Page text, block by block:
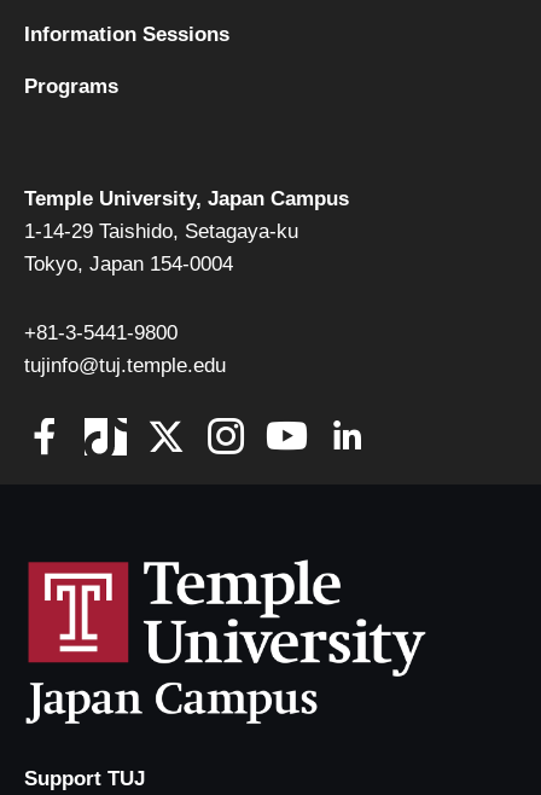
Temple University, Japan Campus
1-14-29 Taishido, Setagaya-ku
Tokyo, Japan 154-0004
+81-3-5441-9800
tujinfo@tuj.temple.edu
Information Sessions
Programs
Support TUJ